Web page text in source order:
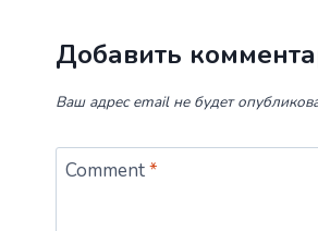
Добавить
Ваш адрес email не будет
Comment*